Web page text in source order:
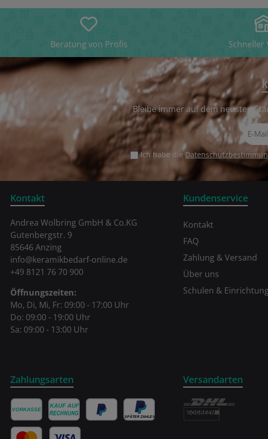
Beratung von Profis Schneller
Bleibe immer auf dem neusten
Ich habe die
Kundenservice
Kontakt
FAQ
Zahlung & Versand
Über uns
Schulen &
Kontakt
Andrea Wolbring GmbH & Co.KG
Gutenbergstr. 9
85646 Anzing
info@keramikbedarf-online.de
+49 8121 76 70 900
Öffnungszeiten:
Mo, Di, Mi, Fr: 09:00 - 17:00 Uhr
Do: 09:00 - 19:00 Uhr
Sa: 09:00 - 13:00 Uhr
Zahlungsarten Versandarten